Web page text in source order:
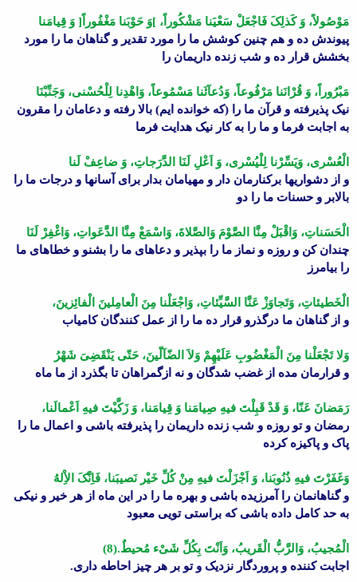
مَوْصُولاً، وَ کَذلِکَ فَاجْعَلْ سَعْیَنا مَشْکُوراً، ]وَ حَوْبَنا مَغْفُوراً[ وَ قِیامَنا
پیوندش ده و هم چنین کوشش ما را مورد تقدیر و گناهان ما را مورد
بخشش قرار ده و شب زنده داریمان را
مَبْرُوراً، وَ قُرْانَنا مَرْفُوعاً، وَدُعآئَنا مَسْمُوعاً، وَاهْدِنا لِلْحُسْنى، وَجَنِّبْنَا
نیک پذیرفته و قرآن ما را (که خوانده ایم) بالا رفته و دعامان را مقرون
به اجابت فرما و ما را به کار نیک هدایت فرما
الْعُسْرى، وَیَسِّرْنا لِلْیُسْرى، وَ اَعْلِ لَنَا الدَّرَجاتِ، وَ ضاعِفْ لَنا
و از دشواریها برکنارمان دار و مهیامان بدار براى آسانها و درجات ما را
بالابر و حسنات ما را دو
الْحَسَناتِ، وَاقْبَلْ مِنَّا الصَّوْمَ وَالصَّلاةَ، وَاسْمَعْ مِنَّا الدَّعَواتِ، وَاغْفِرْ لَنَا
چندان کن و روزه و نماز ما را بپذیر و دعاهاى ما را بشنو و خطاهاى ما
را بیامرز
الْخَطیئاتِ، وَتَجاوَزْ عَنَّا السَّیِّئاتِ، وَاجْعَلْنا مِنَ الْعامِلینَ الْفائِزینَ،
و از گناهان ما درگذرو قرار ده ما را از عمل کنندگان کامیاب
وَلا تَجْعَلْنا مِنَ الْمَغْضُوبِ عَلَیْهِمْ وَلاَ الضّآلّینَ، حَتّى یَنْقَضِىَ شَهْرُ
و قرارمان مده از غضب شدگان و نه ازگمراهان تا بگذرد از ما ماه
رَمَضانَ عَنّا، وَ قَدْ قَبِلْتَ فیهِ صِیامَنا وَ قِیامَنا، وَ زَکَّیْتَ فیهِ اَعْمالَنا،
رمضان و تو روزه و شب زنده داریمان را پذیرفته باشى و اعمال ما را
پاک و پاکیزه کرده
وَغَفَرْتَ فیهِ ذُنُوبَنا، وَ اَجْزَلْتَ فیهِ مِنْ کُلِّ خَیْر نَصیبَنا، فَاِنَّکَ الاِْلهُ
و گناهانمان را آمرزیده باشى و بهره ما را در این ماه از هر خیر و نیکى
به حد کامل داده باشى که براستى تویى معبود
الْمُجیبُ، وَالرَّبُّ الْقَریبُ، وَاَنْتَ بِکُلِّ شَىْء مُحیطٌ.(8)
اجابت کننده و پروردگار نزدیک و تو بر هر چیز احاطه دارى.